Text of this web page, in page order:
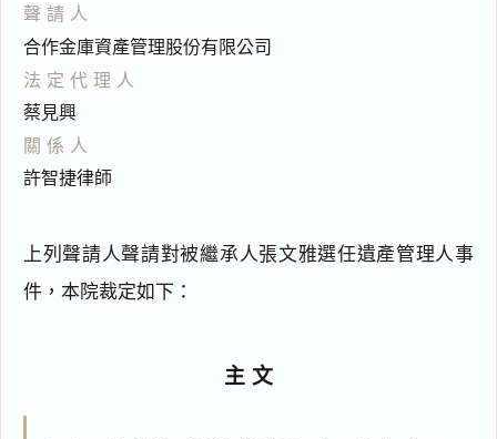
聲請人
合作金庫資產管理股份有限公司
法定代理人
蔡見興
關係人
許智捷律師
上列聲請人聲請對被繼承人張文雅選任遺產管理人事
件，本院裁定如下：
主文